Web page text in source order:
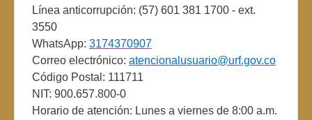
Línea anticorrupción: (57) 601 381 1700 - ext.
3550
WhatsApp: 3174370907
Correo electrónico: atencionalusuario@urf.gov.co
Código Postal: 111711
NIT: 900.657.800-0
Horario de atención: Lunes a viernes de 8:00 a.m.